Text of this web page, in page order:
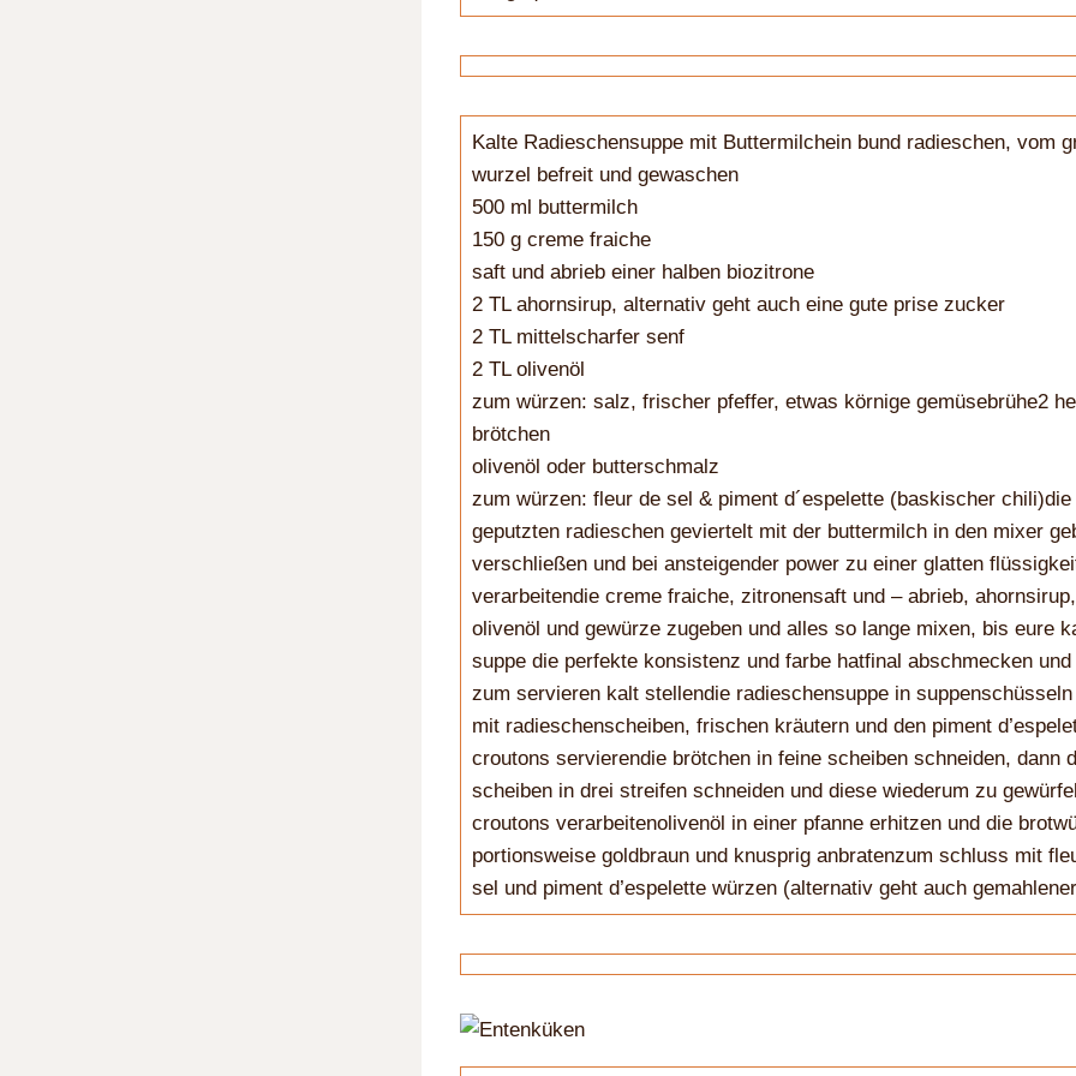
Kalte Radieschensuppe mit Buttermilchein bund radieschen, vom
wurzel befreit und gewaschen
500 ml buttermilch
150 g creme fraiche
saft und abrieb einer halben biozitrone
2 TL ahornsirup, alternativ geht auch eine gute prise zucker
2 TL mittelscharfer senf
2 TL olivenöl
zum würzen: salz, frischer pfeffer, etwas körnige gemüsebrühe2
brötchen
olivenöl oder butterschmalz
zum würzen: fleur de sel & piment d´espelette (baskischer chili)die
geputzten radieschen geviertelt mit der buttermilch in den mixer
verschließen und bei ansteigender power zu einer glatten
verarbeitendie creme fraiche, zitronensaft und – abrieb,
olivenöl und gewürze zugeben und alles so lange mixen, bis eure
suppe die perfekte konsistenz und farbe hatfinal abschmecken und
zum servieren kalt stellendie radieschensuppe in
mit radieschenscheiben, frischen kräutern und den piment
croutons servierendie brötchen in feine scheiben schneiden, dann
scheiben in drei streifen schneiden und diese wiederum zu
croutons verarbeitenolivenöl in einer pfanne erhitzen und die
portionsweise goldbraun und knusprig anbratenzum schluss mit
sel und piment d’espelette würzen (alternativ geht auch